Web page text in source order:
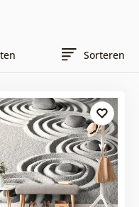
Sorteren